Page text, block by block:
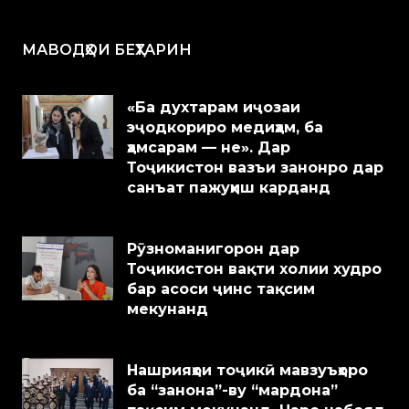
МАВОДҲОИ БЕҲТАРИН
«Ба духтарам иҷозаи
эҷодкориро медиҳам, ба
ҳамсарам — не». Дар
Тоҷикистон вазъи занонро дар
санъат пажуҳиш карданд
Рӯзноманигорон дар
Тоҷикистон вақти холии худро
бар асоси ҷинс тақсим
мекунанд
Нашрияҳои тоҷикӣ мавзуъҳоро
ба “занона”-ву “мардона”